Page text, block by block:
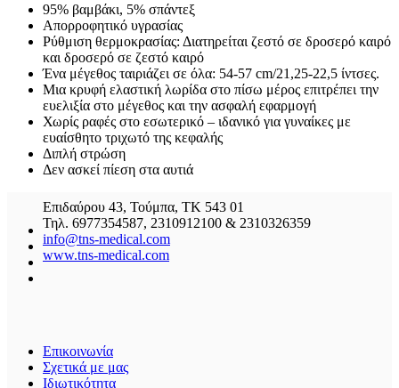
95% βαμβάκι, 5% σπάντεξ
Απορροφητικό υγρασίας
Ρύθμιση θερμοκρασίας: Διατηρείται ζεστό σε δροσερό καιρό
και δροσερό σε ζεστό καιρό
Ένα μέγεθος ταιριάζει σε όλα: 54-57 cm/21,25-22,5 ίντσες.
Μια κρυφή ελαστική λωρίδα στο πίσω μέρος επιτρέπει την
ευελιξία στο μέγεθος και την ασφαλή εφαρμογή
Χωρίς ραφές στο εσωτερικό – ιδανικό για γυναίκες με
ευαίσθητο τριχωτό της κεφαλής
Διπλή στρώση
Δεν ασκεί πίεση στα αυτιά
Επιδαύρου 43, Τούμπα, ΤΚ 543 01
Τηλ. 6977354587, 2310912100 & 2310326359
info@tns-medical.com
www.tns-medical.com
Επικοινωνία
Σχετικά με μας
Ιδιωτικότητα